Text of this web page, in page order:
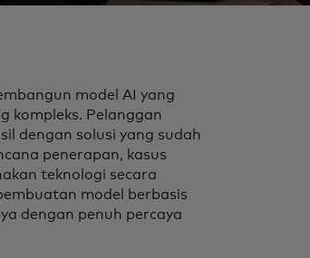
model AI yang
kompleks. Pelanggan
dengan solusi yang sudah
penerapan, kasus
teknologi secara
model berbasis
dengan penuh percaya